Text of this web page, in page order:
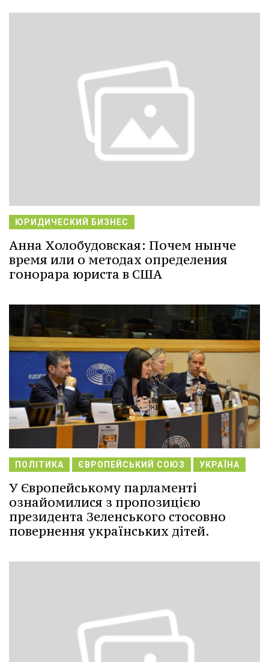
ЮРИДИЧЕСКИЙ БИЗНЕС
Анна Холобудовская: Почем нынче
время или о методах определения
гонорара юриста в США
ПОЛІТИКА ЄВРОПЕЙСЬКИЙ СОЮЗ УКРАЇНА
У Європейському парламенті
ознайомилися з пропозицією
президента Зеленського стосовно
повернення українських дітей.